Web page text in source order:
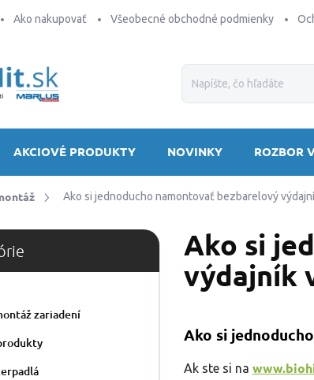
Ako nakupovať Všeobecné obchodné podmienky
AKCIOVÉ PRODUKTY NOVINKY ROZBOR
Ako si jednoducho namontovať bezbarelový
zariadení
Ako si
výdajník
Ako si
Ak ste si na